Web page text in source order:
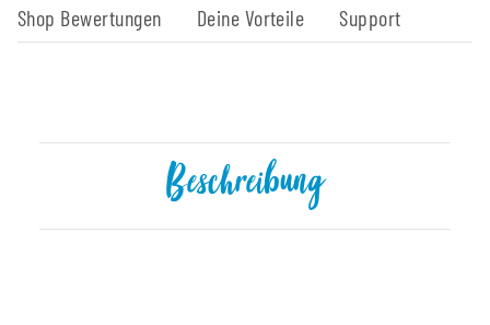
Shop Bewertungen
Deine Vorteile Support
Beschreibung